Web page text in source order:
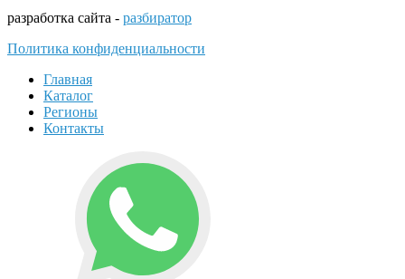
разработка сайта - разбиратор
Политика конфиденциальности
Главная
Каталог
Регионы
Контакты